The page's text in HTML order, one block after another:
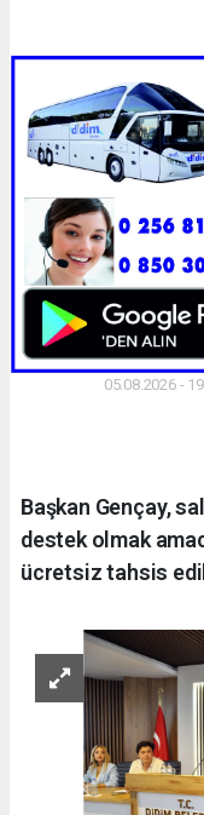
05.08.2026 -
Başkan Gençay,
destek olmak
ücretsiz tahsis